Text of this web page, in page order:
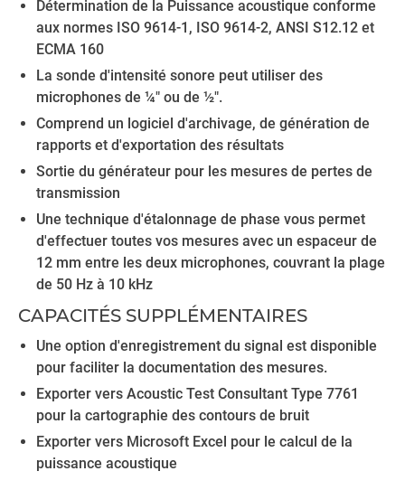
Détermination de la Puissance acoustique conforme
aux normes ISO 9614-1, ISO 9614-2, ANSI S12.12 et
ECMA 160
La sonde d'intensité sonore peut utiliser des
microphones de ¼" ou de ½".
Comprend un logiciel d'archivage, de génération de
rapports et d'exportation des résultats
Sortie du générateur pour les mesures de pertes de
transmission
Une technique d'étalonnage de phase vous permet
d'effectuer toutes vos mesures avec un espaceur de
12 mm entre les deux microphones, couvrant la plage
de 50 Hz à 10 kHz
CAPACITÉS SUPPLÉMENTAIRES
Une option d'enregistrement du signal est disponible
pour faciliter la documentation des mesures.
Exporter vers Acoustic Test Consultant Type 7761
pour la cartographie des contours de bruit
Exporter vers Microsoft Excel pour le calcul de la
puissance acoustique